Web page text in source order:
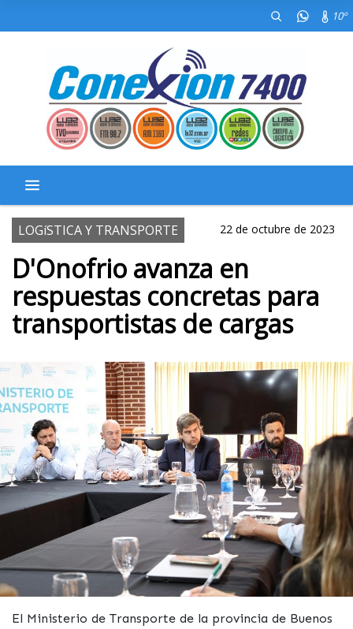
10º
LOGíSTICA Y TRANSPORTE 22 de octubre de 2023
D'Onofrio avanza en
respuestas concretas para
transportistas de cargas
El Ministerio de Transporte de la provincia de Buenos